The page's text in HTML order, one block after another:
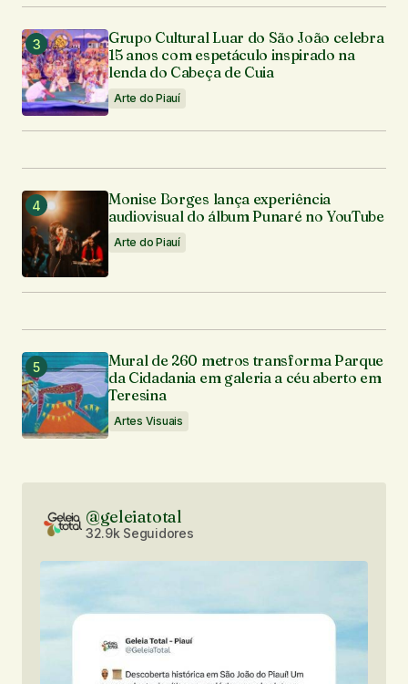
Grupo Cultural Luar do São João celebra
15 anos com espetáculo inspirado na
lenda do Cabeça de Cuia
Arte do Piauí
Monise Borges lança experiência
audiovisual do álbum Punaré no YouTube
Arte do Piauí
Mural de 260 metros transforma Parque
da Cidadania em galeria a céu aberto em
Teresina
Artes Visuais
@geleiatotal
32.9k Seguidores